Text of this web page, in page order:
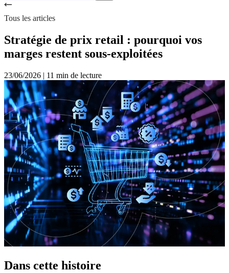
Tous les articles
Stratégie de prix retail : pourquoi vos
marges restent sous-exploitées
23/06/2026 | 11 min de lecture
Dans cette histoire